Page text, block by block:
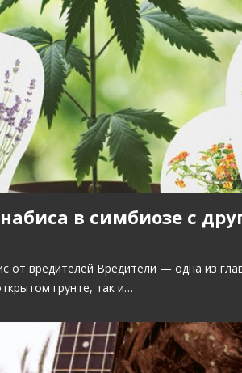
в симбиозе с
от вредителей Вредители — одна из
грунте, так и…